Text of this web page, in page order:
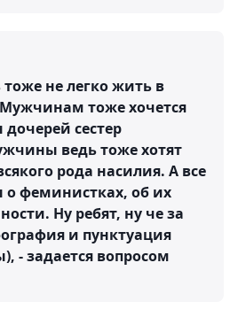
не легко жить в
тоже хочется
сестер
ведь тоже хотят
рода насилия. А все
о феминистках, об их
Ну ребят, ну че за
и пунктуация
- задается вопросом